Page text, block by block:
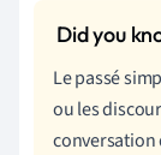
Le passé
ou les
conversation